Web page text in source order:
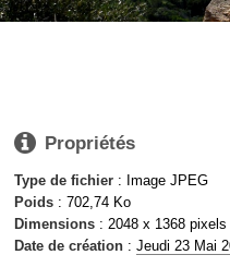
 Propriétés
Type de fichier: Image JPEG
Poids: 702,74 Ko
Dimensions: 2048 x 1368 pixels
Date de création: Jeudi 23 Mai